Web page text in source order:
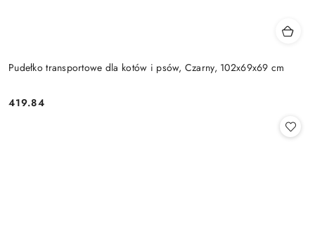
Pudełko transportowe dla kotów i psów, Czarny, 102x69x69 cm
Cena:
419.84